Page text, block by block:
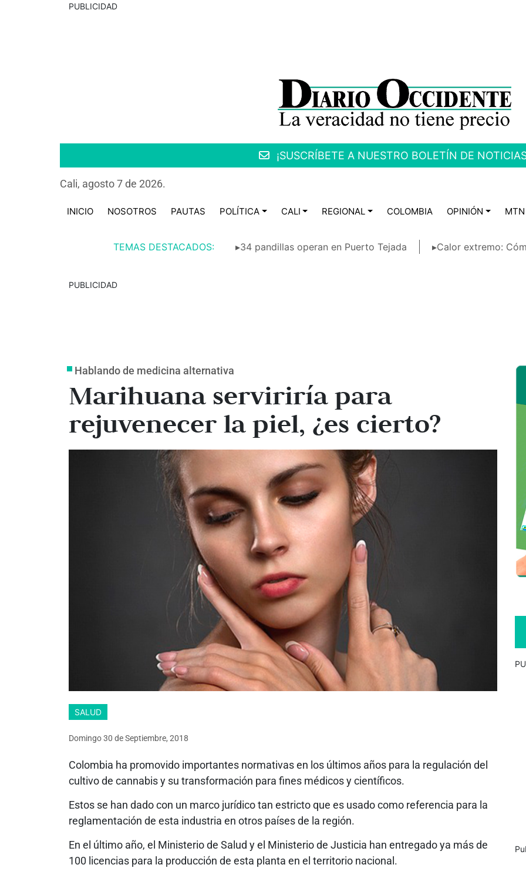
PUBLICIDAD
¡SUSCRÍBETE A NUESTRO BOLETÍN DE
Cali, agosto 7 de 2026.
INICIO NOSOTROS PAUTAS POLÍTICA CALI REGIONAL COLOMBIA OPINIÓN MTN
TEMAS DESTACADOS: ▸34 pandillas operan en Puerto Tejada ▸Calor extremo:
PUBLICIDAD
Hablando de medicina alternativa
Marihuana serviriría para
rejuvenecer la piel, ¿es cierto?
SALUD
Domingo 30 deSeptiembre, 2018
Colombia ha promovido importantes normativas en los últimos años para la regulación del
cultivo de cannabis y su transformación para fines médicos y científicos.
Estos se han dado con un marco jurídico tan estricto que es usado como referencia para la
reglamentación de esta industria en otros países de la región.
En el último año, el Ministerio de Salud y el Ministerio de Justicia han entregado ya más de
100 licencias para la producción de esta planta en el territorio nacional.